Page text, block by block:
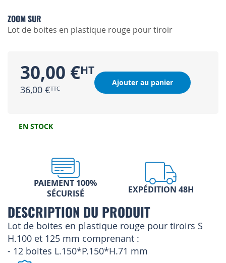
ZOOM SUR
Lot de boites en plastique rouge pour tiroir
30,00 €
36,00 €
Ajouter au panier
EN STOCK
PAIEMENT 100%
SÉCURISÉ
EXPÉDITION 48H
DESCRIPTION DU PRODUIT
Lot de boites en plastique rouge pour tiroirs S
H.100 et 125 mm comprenant :
- 12 boites L.150*P.150*H.71 mm